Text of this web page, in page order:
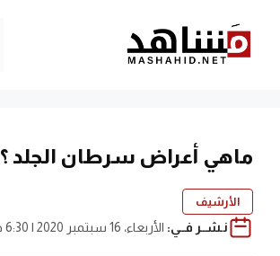
المحتوى
ماهي أعراض سرطان الجلد ؟
الأرشيف
نـشــر فــي: الأربعاء، 16 سبتمبر 2020 | 6:30 ص